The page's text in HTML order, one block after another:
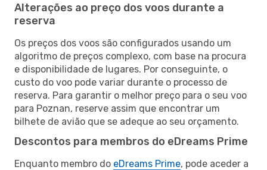
Alterações ao preço dos voos durante a
reserva
Os preços dos voos são configurados usando um
algoritmo de preços complexo, com base na procura
e disponibilidade de lugares. Por conseguinte, o
custo do voo pode variar durante o processo de
reserva. Para garantir o melhor preço para o seu voo
para Poznan, reserve assim que encontrar um
bilhete de avião que se adeque ao seu orçamento.
Descontos para membros do eDreams Prime
Enquanto membro do eDreams Prime, pode aceder a